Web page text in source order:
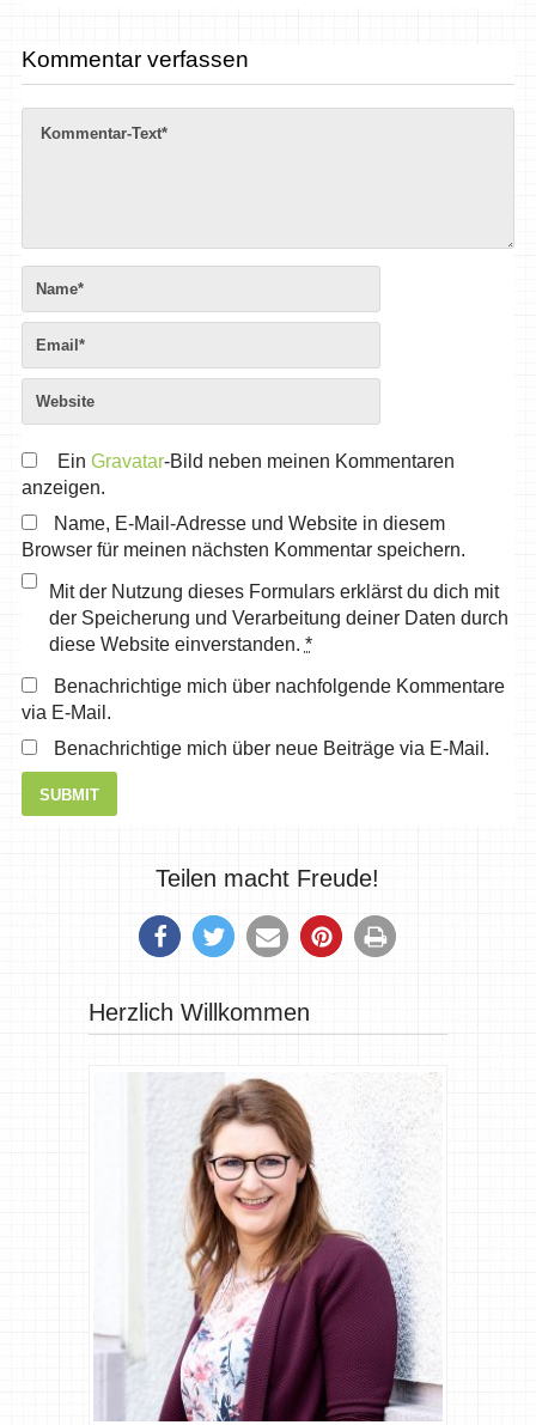
Kommentar verfassen
Ein Gravatar-Bild neben meinen Kommentaren
anzeigen.
Name, E-Mail-Adresse und Website in diesem
Browser für meinen nächsten Kommentar speichern.
Mit der Nutzung dieses Formulars erklärst du dich mit
der Speicherung und Verarbeitung deiner Daten durch
diese Website einverstanden. *
Benachrichtige mich über nachfolgende Kommentare
via E-Mail.
Benachrichtige mich über neue Beiträge via E-Mail.
Teilen macht Freude!
Herzlich Willkommen